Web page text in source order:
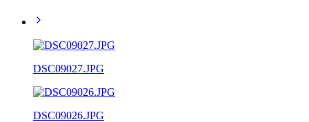
DSC09027.JPG
DSC09026.JPG